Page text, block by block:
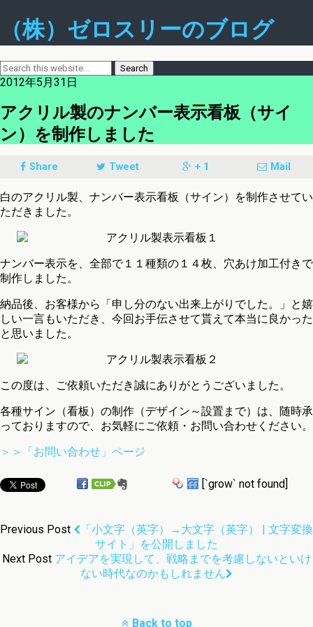
（株）ゼロスリーのブログ
2012年5月31日
アクリル製のナンバー表示看板（サイ
ン）を制作しました
Share Tweet + 1 Mail
白のアクリル製、ナンバー表示看板（サイン）を制作させてい
ただきました。
ナンバー表示を、全部で１１種類の１４枚、穴あけ加工付きで
制作しました。
納品後、お客様から「申し分のない出来上がりでした。」と嬉
しい一言もいただき、今回お手伝させて貰えて本当に良かった
と思いました。
この度は、ご依頼いただき誠にありがとうございました。
各種サイン（看板）の制作（デザイン～設置まで）は、随時承
っておりますので、お気軽にご依頼・お問い合わせください。
＞＞「お問い合わせ」ページ
[`grow` not found]
Previous Post
「小文字（英字）→大文字（英字） | 文字変換
サイト」を公開しました
Next Post アイデアを実現して、戦略までを考慮しないといけ
ない時代なのかもしれません
Back to top